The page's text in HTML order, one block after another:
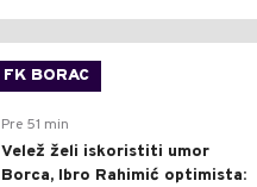
FK BORAC
Pre 51 min
Velež želi iskoristiti umor
Borca, Ibro Rahimić optimista: